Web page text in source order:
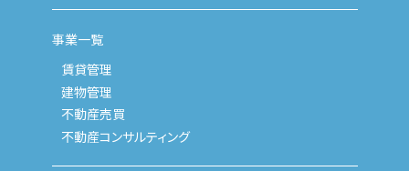
事業一覧
賃貸管理
建物管理
不動産売買
不動産コンサルティング